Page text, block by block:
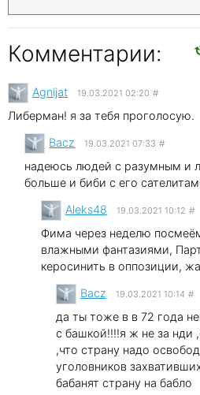
Комментарии:
Agnijat 19.03.2021 02:20 #
Либерман! я за тебя проголосую.
Bacz 19.03.2021 07:33 #
надеюсь людей с разумным и
больше и биби с его
Aleks48 19.03.2021 10:12 #
Фима через неделю
влажными фантазиями,
керосинить в оппозиции,
Bacz 19.03.2021 10:14 #
да ты тоже в в 72 года
с башкой!!!!я ж не за нди
,что страну надо
уголовников
бабанят страну на бабло